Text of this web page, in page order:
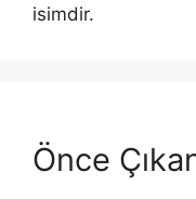
isimdir.
Önce